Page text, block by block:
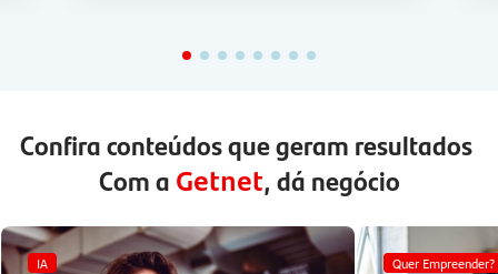
Confira conteúdos que geram resultados
Com a Getnet, dá negócio
IA Quer Empreender?